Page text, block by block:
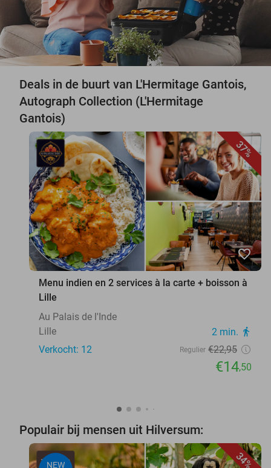
Deals in de buurt van L'Hermitage Gantois,
Autograph Collection (L'Hermitage
Gantois)
37%
favorite_border
Menu indien en 2 services à la carte + boisson à
Lille
Au Palais de l'Inde
Lille
2 min. directions_walk
Verkocht: 12 Regulier €22,95
€14,50
Populair bij mensen uit Hilversum:
34%
NEW